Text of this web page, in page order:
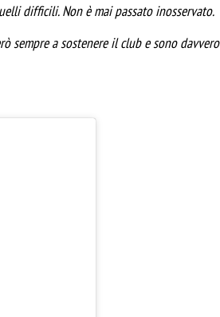
difficili. Non è mai passato inosservato.
sempre a sostenere il club e sono davvero